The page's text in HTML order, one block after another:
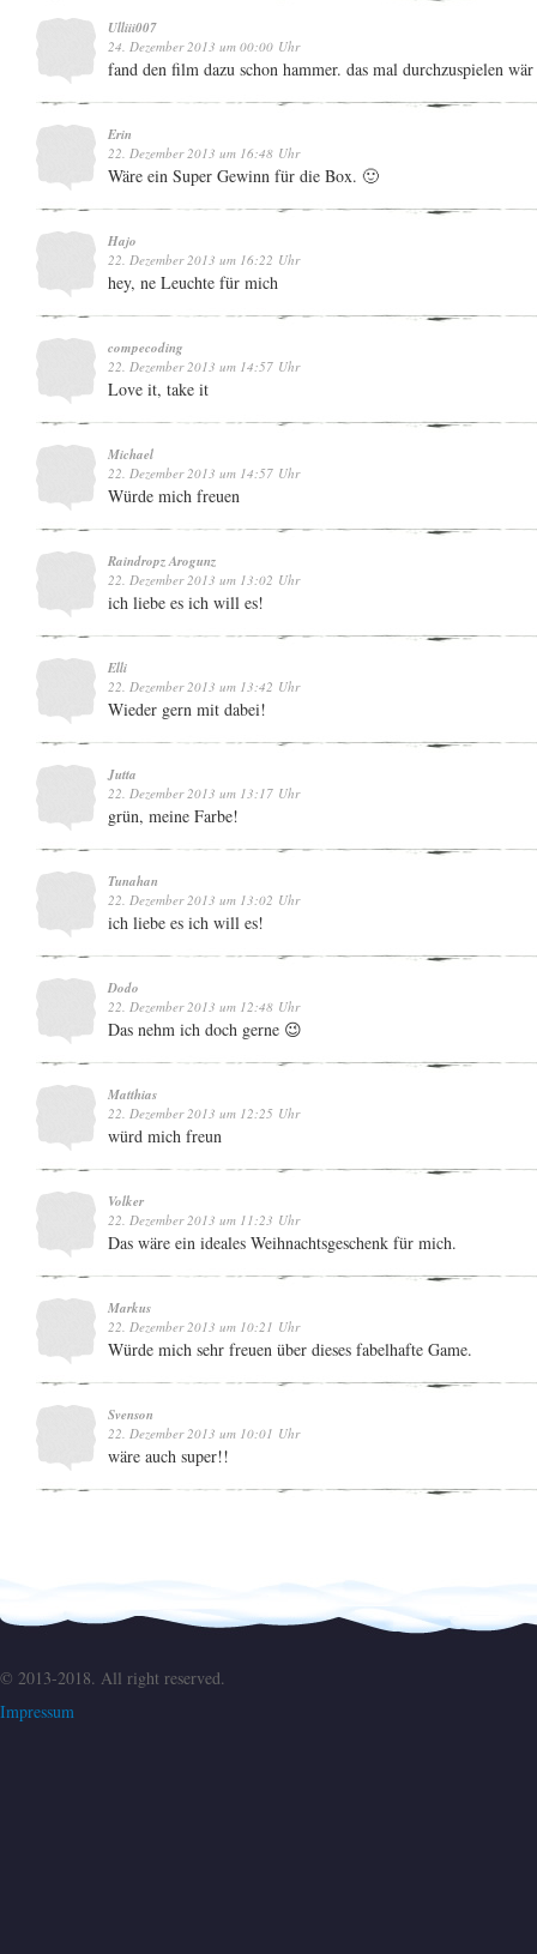
Ulliii007
24. Dezember 2013 um 00:00 Uhr
fand den film dazu schon hammer. das mal durchzuspielen
Erin
22. Dezember 2013 um 16:48 Uhr
Wäre ein Super Gewinn für die Box. 🙂
Hajo
22. Dezember 2013 um 16:22 Uhr
hey, ne Leuchte für mich
compecoding
22. Dezember 2013 um 14:57 Uhr
Love it, take it
Michael
22. Dezember 2013 um 14:57 Uhr
Würde mich freuen
Raindropz Arogunz
22. Dezember 2013 um 13:02 Uhr
ich liebe es ich will es!
Elli
22. Dezember 2013 um 13:42 Uhr
Wieder gern mit dabei!
Jutta
22. Dezember 2013 um 13:17 Uhr
grün, meine Farbe!
Tunahan
22. Dezember 2013 um 13:02 Uhr
ich liebe es ich will es!
Dodo
22. Dezember 2013 um 12:48 Uhr
Das nehm ich doch gerne 😉
Matthias
22. Dezember 2013 um 12:25 Uhr
würd mich freun
Volker
22. Dezember 2013 um 11:23 Uhr
Das wäre ein ideales Weihnachtsgeschenk für mich.
Markus
22. Dezember 2013 um 10:21 Uhr
Würde mich sehr freuen über dieses fabelhafte Game.
Svenson
22. Dezember 2013 um 10:01 Uhr
wäre auch super!!
© 2013-2018. All right reserved.
Impressum